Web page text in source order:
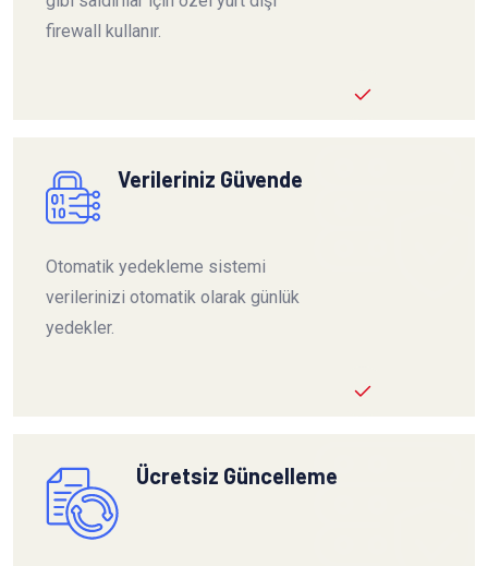
firewall kullanır.
Verileriniz Güvende
Otomatik yedekleme sistemi
verilerinizi otomatik olarak günlük
yedekler.
Ücretsiz Güncelleme